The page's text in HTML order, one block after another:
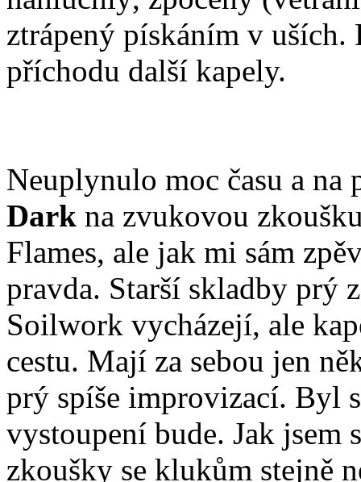
ztrápený pískáním v
příchodu další kapely.
Neuplynulo moc času a na
Dark na zvukovou
Flames, ale jak mi sám
pravda. Starší skladby prý
Soilwork vycházejí, ale
cestu. Mají za sebou jen
prý spíše improvizací. Byl
vystoupení bude. Jak jsem
zkoušky se klukům stejně